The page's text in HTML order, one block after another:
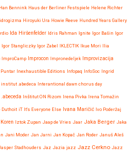
Han Bennink Haus der Berliner Festspiele Helene Richter
Hiroyuki Ura Howie Reeve Hundred Years Gallery
Ida Hiršenfelder Idris Rahman Ignite Igor Bašin Igor
Igor Stangliczky Igor Zabel IKLECTIK Ikue Mori Ilia
ImproCamp Improcon Impronedeljek Improvizacija
Puntar Inexhaustible Editions Infopaq InfoSoc Ingrid
institut .abedeca Interantional dawn chorus day
.abeceda Inštitut ON Rizom Irena Pivka Irena Tomažin
Duthoit iT It's Everyone Else Ivana Maričić Ivo Poderžaj
Iztok Zupan Jaap de Vries Jaar Jaka Berger Jaka
Jani Moder Jan Jarni Jan Kopač Jan Roder Januš Aleš
Stadhouders Jaz Jazia jazz Jazz Cerkno Jazz